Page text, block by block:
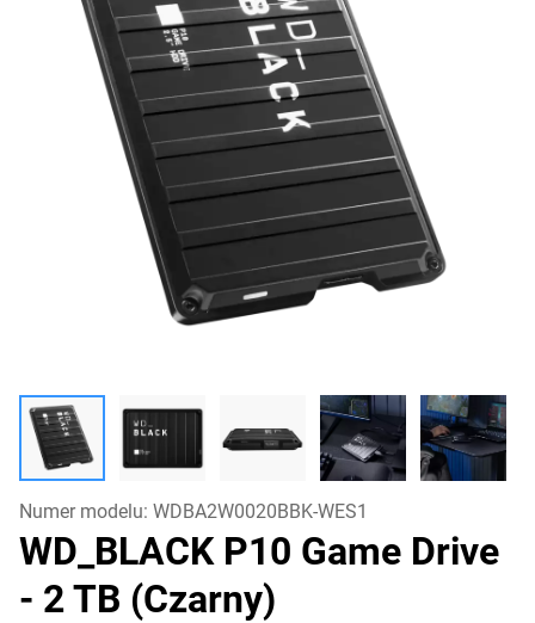
Numer modelu: WDBA2W0020BBK-WES1
WD_BLACK P10 Game Drive
- 2 TB (Czarny)